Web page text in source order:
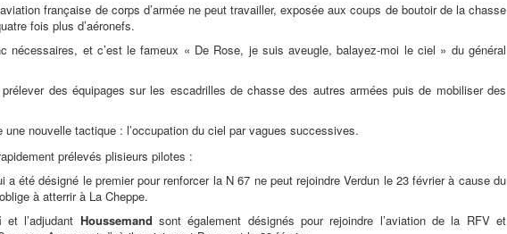
française de corps d’armée ne peut travailler, exposée aux coups de boutoir de la chasse
fois plus d’aéronefs.
nécessaires, et c’est le fameux « De Rose, je suis aveugle, balayez-moi le ciel » du général
des équipages sur les escadrilles de chasse des autres armées puis de mobiliser des
nouvelle tactique : l’occupation du ciel par vagues successives.
prélevés plisieurs pilotes :
a été désigné le premier pour renforcer la N 67 ne peut rejoindre Verdun le 23 février à cause du
à atterrir à La Cheppe.
et l’adjudant Houssemand sont également désignés pour rejoindre l’aviation de la RFV et